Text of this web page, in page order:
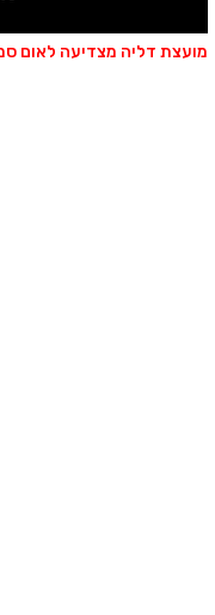
דליה מצדיעה לאום סמי2012